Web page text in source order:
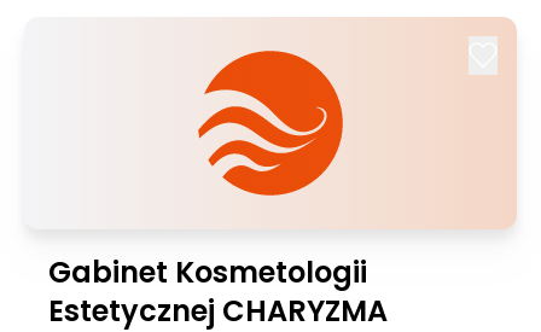
Gabinet Kosmetologii
Estetycznej CHARYZMA